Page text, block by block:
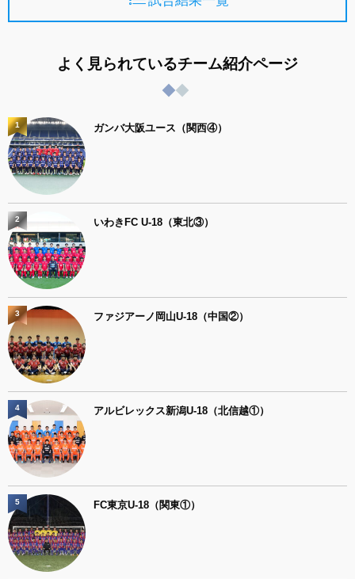
よく見られているチーム紹介ページ
ガンバ大阪ユース（関西④）
1
いわきFC U-18（東北③）
2
ファジアーノ岡山U-18（中国②）
3
アルビレックス新潟U-18（北信越①）
4
FC東京U-18（関東①）
5